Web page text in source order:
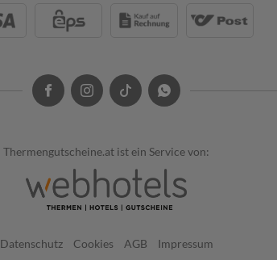
Thermengutscheine.at ist ein Service von:
Datenschutz Cookies AGB Impressum